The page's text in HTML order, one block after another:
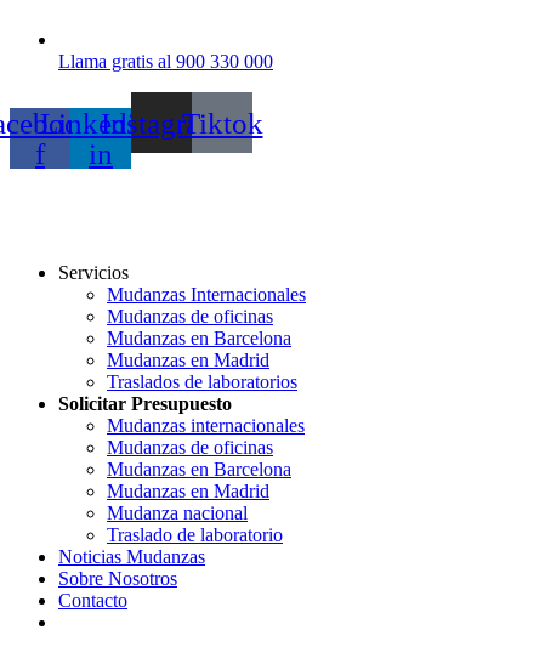
Llama gratis al 900 330 000
f
Linkedin-
in
InstagramTiktok
Servicios
Mudanzas Internacionales
Mudanzas de oficinas
Mudanzas en Barcelona
Mudanzas en Madrid
Traslados de laboratorios
Solicitar Presupuesto
Mudanzas internacionales
Mudanzas de oficinas
Mudanzas en Barcelona
Mudanzas en Madrid
Mudanza nacional
Traslado de laboratorio
Noticias Mudanzas
Sobre Nosotros
Contacto